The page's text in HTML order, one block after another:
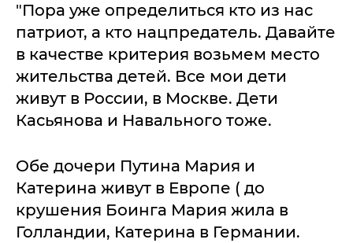
"Пора уже определиться кто из нас
патриот, а кто нацпредатель. Давайте
в качестве критерия возьмем место
жительства детей. Все мои дети
живут в России, в Москве. Дети
Касьянова и Навального тоже.
Обе дочери Путина Мария и
Катерина живут в Европе ( до
крушения Боинга Мария жила в
Голландии, Катерина в Германии.